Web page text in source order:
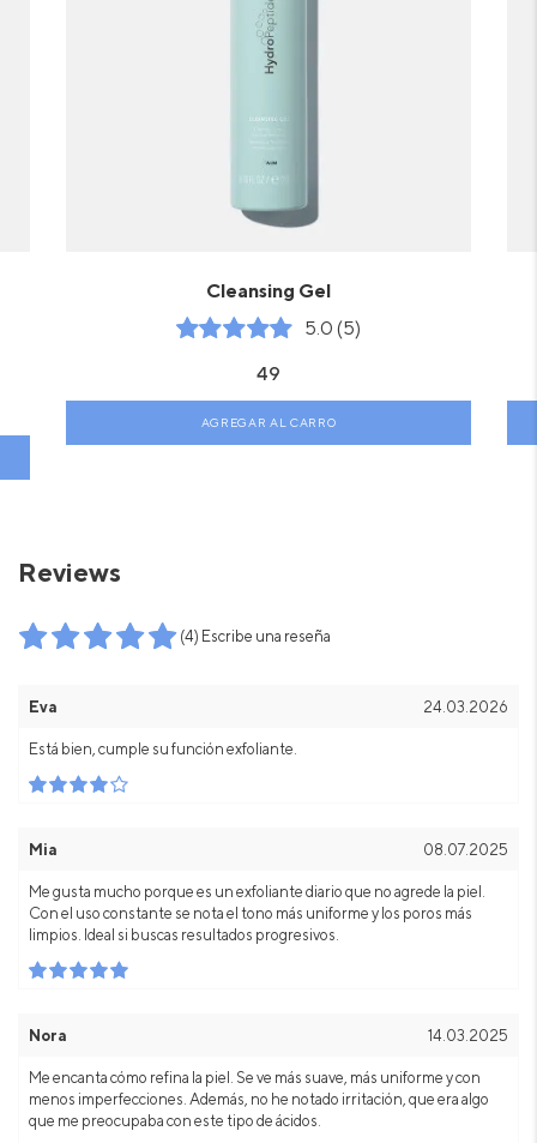
Cleansing Gel
5.0 (5)
49
AGREGAR AL CARRO
Reviews
(4) Escribe una reseña
Eva 24.03.2026
Está bien, cumple su función exfoliante.
Mia 08.07.2025
Me gusta mucho porque es un exfoliante diario que no agrede la piel.
Con el uso constante se nota el tono más uniforme y los poros más
limpios. Ideal si buscas resultados progresivos.
Nora 14.03.2025
Me encanta cómo refina la piel. Se ve más suave, más uniforme y con
menos imperfecciones. Además, no he notado irritación, que era algo
que me preocupaba con este tipo de ácidos.